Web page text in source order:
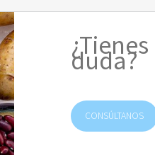
duda?
CONSÚLTANOS